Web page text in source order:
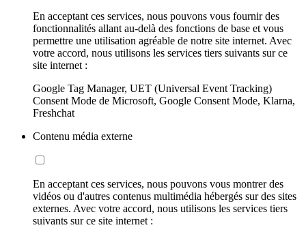
En acceptant ces services, nous pouvons vous fournir des
fonctionnalités allant au-delà des fonctions de base et vous
permettre une utilisation agréable de notre site internet. Avec
votre accord, nous utilisons les services tiers suivants sur ce
site internet :
Google Tag Manager, UET (Universal Event Tracking)
Consent Mode de Microsoft, Google Consent Mode, Klarna,
Freshchat
Contenu média externe
En acceptant ces services, nous pouvons vous montrer des
vidéos ou d'autres contenus multimédia hébergés sur des sites
externes. Avec votre accord, nous utilisons les services tiers
suivants sur ce site internet :